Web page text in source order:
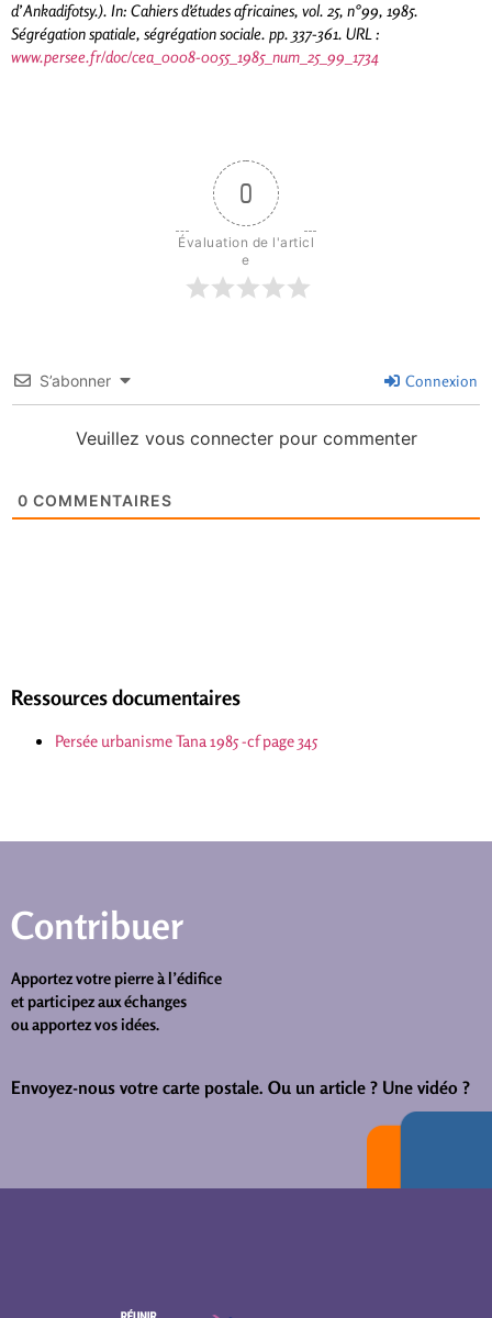
d’Ankadifotsy.). In: Cahiers d’études africaines, vol. 25, n°99, 1985.
Ségrégation spatiale, ségrégation sociale. pp. 337-361. URL :
www.persee.fr/doc/cea_0008-0055_1985_num_25_99_1734
0
Évaluation de l'articl
e
S’abonner Connexion
Veuillez vous connecter pour commenter
0 COMMENTAIRES
Ressources documentaires
Persée urbanisme Tana 1985 -cf page 345
Contribuer
Apportez votre pierre à l’édifice
et participez aux échanges
ou apportez vos idées.
Envoyez-nous votre carte postale. Ou un article ? Une vidéo ?